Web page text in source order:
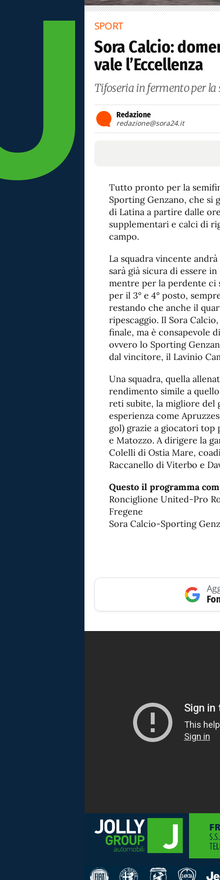
SPORT
Sora Calcio:
vale l’Eccellenza
Tifoseria in fermento per la
Redazione
redazione@sora24.it
Tutto pronto per la
Sporting Genzano, che si
di Latina a partire dalle
supplementari e calci di
campo.
La squadra vincente
sarà già sicura di essere
mentre per la perdente ci
per il 3° e 4° posto,
restando che anche il
ripescaggio. Il Sora
finale, ma è consapevole
ovvero lo Sporting
dal vincitore, il Lavinio
Una squadra, quella
rendimento simile a
reti subite, la migliore del
esperienza come
gol) grazie a giocatori top
e Matozzo. A dirigere la
Colelli di Ostia Mare,
Raccanello di Viterbo e
Questo il programma
Ronciglione United-Pro
Fregene
Sora Calcio-Sporting